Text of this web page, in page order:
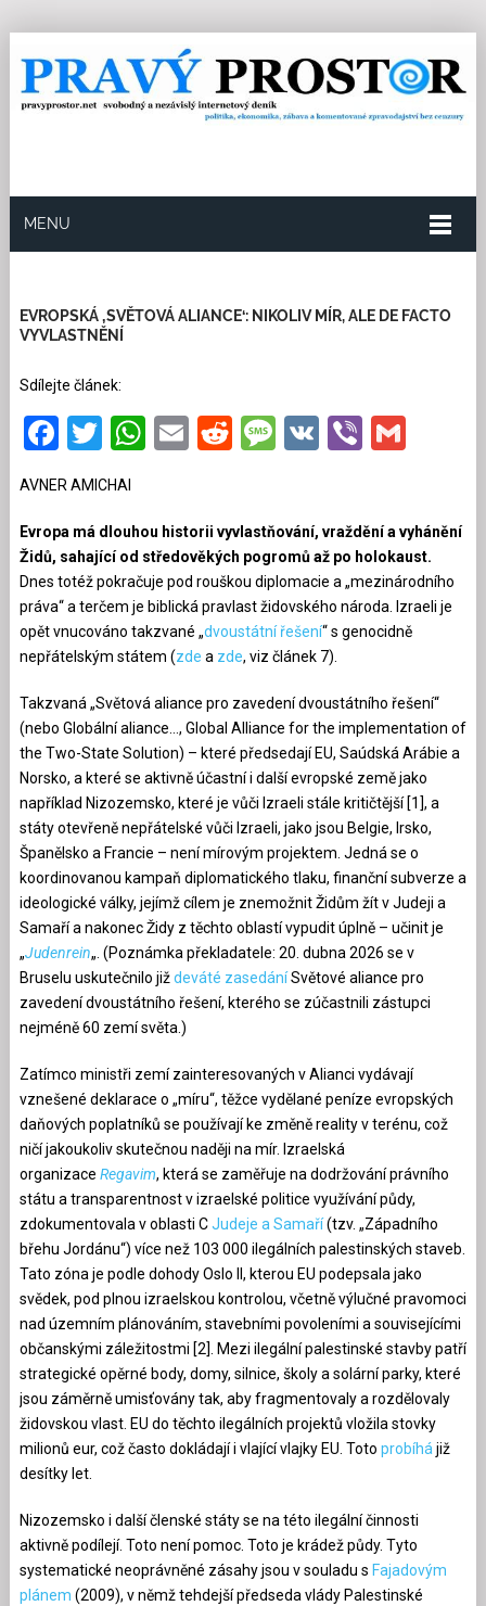
MENU
EVROPSKÁ ‚SVĚTOVÁ ALIANCE‘: NIKOLIV MÍR, ALE DE FACTO
VYVLASTNĚNÍ
Sdílejte článek:
Facebook
Twitter
WhatsApp
EmailRedditMessage
VKViber
AVNER AMICHAI
Evropa má dlouhou historii vyvlastňování, vraždění a vyhánění
Židů, sahající od středověkých pogromů až po holokaust.
Dnes totéž pokračuje pod rouškou diplomacie a „mezinárodního
práva“ a terčem je biblická pravlast židovského národa. Izraeli je
opět vnucováno takzvané „dvoustátní řešení“ s genocidně
nepřátelským státem (zde a zde, viz článek 7).
Takzvaná „Světová aliance pro zavedení dvoustátního řešení“
(nebo Globální aliance…, Global Alliance for the implementation of
the Two-State Solution) – které předsedají EU, Saúdská Arábie a
Norsko, a které se aktivně účastní i další evropské země jako
například Nizozemsko, které je vůči Izraeli stále kritičtější [1], a
státy otevřeně nepřátelské vůči Izraeli, jako jsou Belgie, Irsko,
Španělsko a Francie – není mírovým projektem. Jedná se o
koordinovanou kampaň diplomatického tlaku, finanční subverze a
ideologické války, jejímž cílem je znemožnit Židům žít v Judeji a
Samaří a nakonec Židy z těchto oblastí vypudit úplně – učinit je
„Judenrein„. (Poznámka překladatele: 20. dubna 2026 se v
Bruselu uskutečnilo jiždeváté zasedáníSvětové aliance pro
zavedení dvoustátního řešení, kterého se zúčastnili zástupci
nejméně 60 zemí světa.)
Zatímco ministři zemí zainteresovaných v Alianci vydávají
vznešené deklarace o „míru“, těžce vydělané peníze evropských
daňových poplatníků se používají ke změně reality v terénu, což
ničí jakoukoliv skutečnou naději na mír. Izraelská
organizace Regavim, která se zaměřuje na dodržování právního
státu a transparentnost v izraelské politice využívání půdy,
zdokumentovala v oblasti CJudeje a Samaří(tzv. „Západního
břehu Jordánu“) více než 103 000 ilegálních palestinských staveb.
Tato zóna je podle dohody Oslo II, kterou EU podepsala jako
svědek, pod plnou izraelskou kontrolou, včetně výlučné pravomoci
nad územním plánováním, stavebními povoleními a souvisejícími
občanskými záležitostmi [2]. Mezi ilegální palestinské stavby patří
strategické opěrné body, domy, silnice, školy a solární parky, které
jsou záměrně umisťovány tak, aby fragmentovaly a rozdělovaly
židovskou vlast. EU do těchto ilegálních projektů vložila stovky
milionů eur, což často dokládají i vlající vlajky EU. Toto probíhá již
desítky let.
Nizozemsko i další členské státy se na této ilegální činnosti
aktivně podílejí. Toto není pomoc. Toto je krádež půdy. Tyto
systematické neoprávněné zásahy jsou v souladu s Fajadovým
plánem (2009), v němž tehdejší předseda vlády Palestinské